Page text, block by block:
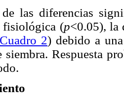
las diferencias
fisiológica (p<0.05), la
Cuadro 2) debido a
siembra. Respuesta